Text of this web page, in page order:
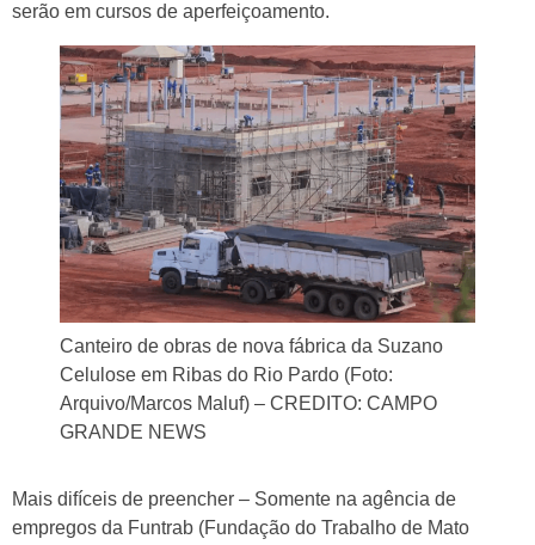
serão em cursos de aperfeiçoamento.
Canteiro de obras de nova fábrica da Suzano
Celulose em Ribas do Rio Pardo (Foto:
Arquivo/Marcos Maluf) – CREDITO: CAMPO
GRANDE NEWS
Mais difíceis de preencher – Somente na agência de
empregos da Funtrab (Fundação do Trabalho de Mato